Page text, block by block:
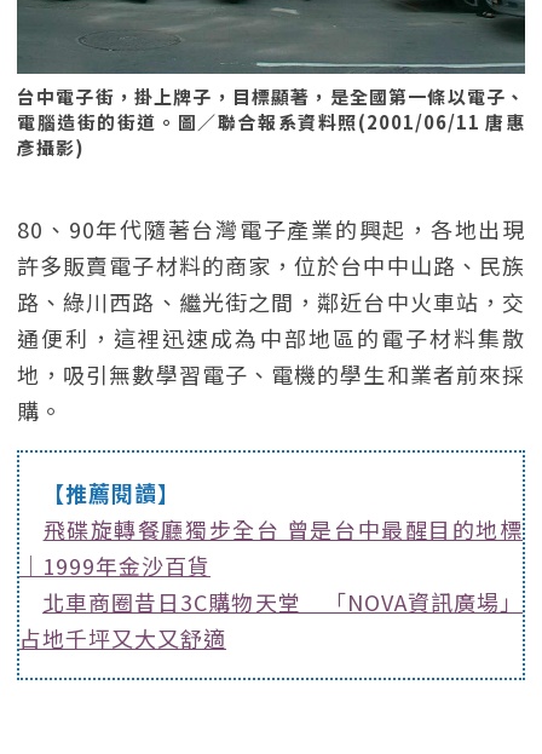
台中電子街，掛上牌子，目標顯著，是全國第一條以電子、
電腦造街的街道。圖／聯合報系資料照(2001/06/11 唐惠
彥攝影)
80、90年代隨著台灣電子產業的興起，各地出現
許多販賣電子材料的商家，位於台中中山路、民族
路、綠川西路、繼光街之間，鄰近台中火車站，交
通便利，這裡迅速成為中部地區的電子材料集散
地，吸引無數學習電子、電機的學生和業者前來採
購。
【推薦閱讀】
飛碟旋轉餐廳獨步全台 曾是台中最醒目的地標
｜1999年金沙百貨
北車商圈昔日3C購物天堂 「NOVA資訊廣場」
占地千坪又大又舒適